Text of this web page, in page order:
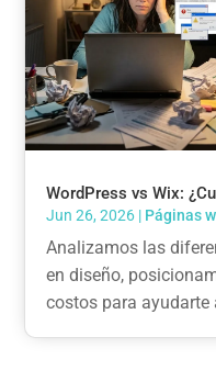
WordPress vs Wix:
Jun 26, 2026 | Páginas
Analizamos las
en diseño,
costos para ayudarte